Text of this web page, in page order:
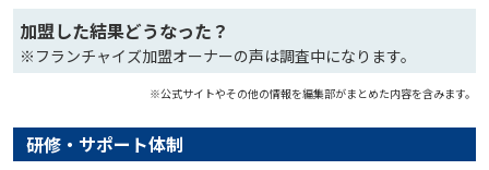
加盟した結果どうなった？
※フランチャイズ加盟オーナーの声は調査中になります。
※公式サイトやその他の情報を編集部がまとめた内容を含みます。
研修・サポート体制